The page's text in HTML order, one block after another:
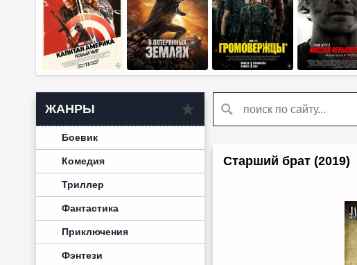
ЖАНРЫ
Боевик
Комедия
Триллер
Фантастика
Приключения
Фэнтези
Старший брат (2019)